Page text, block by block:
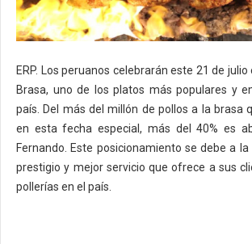
ERP. Los peruanos celebrarán este 21 de julio
Brasa, uno de los platos más populares y
país. Del más del millón de pollos a la brasa
en esta fecha especial, más del 40% es
Fernando. Este posicionamiento se debe a la
prestigio y mejor servicio que ofrece a sus
pollerías en el país.